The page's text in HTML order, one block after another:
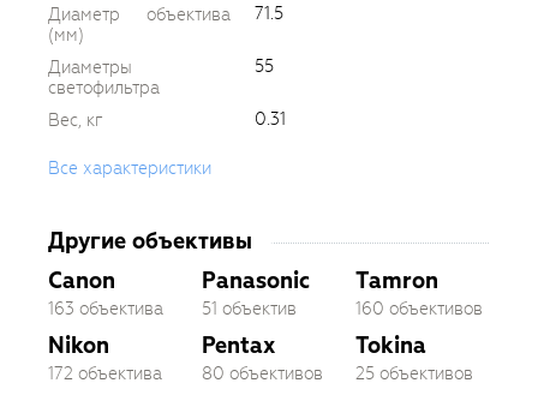
Диаметр объектива
(мм)
71.5
Диаметры
светофильтра
55
Вес, кг 0.31
Все характеристики
Другие объективы
Canon
163 объектива
Nikon
172 объектива
Panasonic
51 объектив
Pentax
80 объективов
Tamron
160 объективов
Tokina
25 объективов